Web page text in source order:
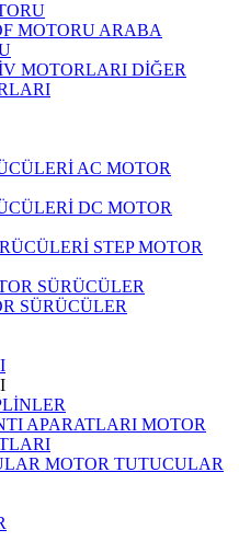
ARABA
DİĞER
AC MOTOR
DC MOTOR
STEP MOTOR
SÜRÜCÜLER
MOTOR
MOTOR TUTUCULAR